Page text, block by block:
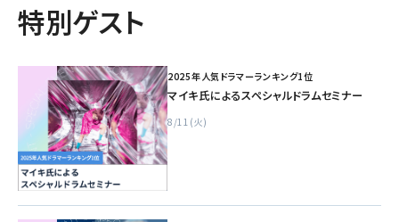
特別ゲスト
2025年人気ドラマーランキング1位
マイキ氏によるスペシャルドラムセミナー
8/11(火)